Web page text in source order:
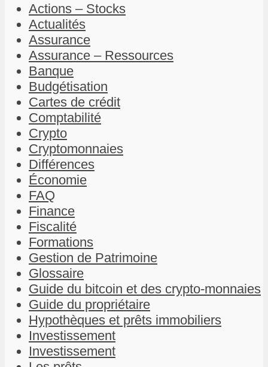
Actions – Stocks
Actualités
Assurance
Assurance – Ressources
Banque
Budgétisation
Cartes de crédit
Comptabilité
Crypto
Cryptomonnaies
Différences
Économie
FAQ
Finance
Fiscalité
Formations
Gestion de Patrimoine
Glossaire
Guide du bitcoin et des crypto-monnaies
Guide du propriétaire
Hypothèques et prêts immobiliers
Investissement
Investissement